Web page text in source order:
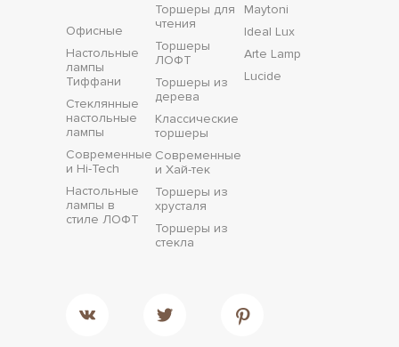
Офисные
Настольные
лампы
Тиффани
Стеклянные
настольные
лампы
Современные
и Hi-Tech
Настольные
лампы в
стиле ЛОФТ
Торшеры для
чтения
Торшеры
ЛОФТ
Торшеры из
дерева
Классические
торшеры
Современные
и Хай-тек
Торшеры из
хрусталя
Торшеры из
стекла
Maytoni
Ideal Lux
Arte Lamp
Lucide